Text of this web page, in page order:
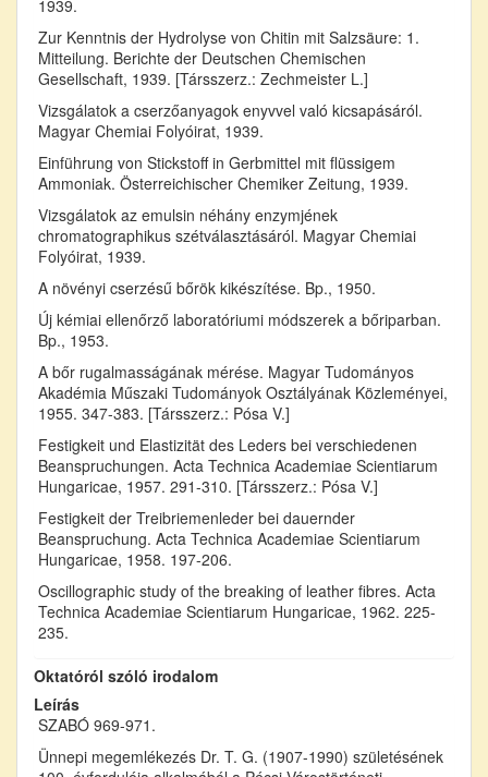
1939.
Zur Kenntnis der Hydrolyse von Chitin mit Salzsäure: 1.
Mitteilung. Berichte der Deutschen Chemischen
Gesellschaft, 1939. [Társszerz.: Zechmeister L.]
Vizsgálatok a cserzőanyagok enyvvel való kicsapásáról.
Magyar Chemiai Folyóirat, 1939.
Einführung von Stickstoff in Gerbmittel mit flüssigem
Ammoniak. Österreichischer Chemiker Zeitung, 1939.
Vizsgálatok az emulsin néhány enzymjének
chromatographikus szétválasztásáról. Magyar Chemiai
Folyóirat, 1939.
A növényi cserzésű bőrök kikészítése. Bp., 1950.
Új kémiai ellenőrző laboratóriumi módszerek a bőriparban.
Bp., 1953.
A bőr rugalmasságának mérése. Magyar Tudományos
Akadémia Műszaki Tudományok Osztályának Közleményei,
1955. 347-383. [Társszerz.: Pósa V.]
Festigkeit und Elastizität des Leders bei verschiedenen
Beanspruchungen. Acta Technica Academiae Scientiarum
Hungaricae, 1957. 291-310. [Társszerz.: Pósa V.]
Festigkeit der Treibriemenleder bei dauernder
Beanspruchung. Acta Technica Academiae Scientiarum
Hungaricae, 1958. 197-206.
Oscillographic study of the breaking of leather fibres. Acta
Technica Academiae Scientiarum Hungaricae, 1962. 225-
235.
Oktatóról szóló irodalom
Leírás
SZABÓ 969-971.
Ünnepi megemlékezés Dr. T. G. (1907-1990) születésének